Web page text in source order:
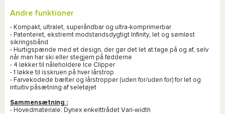
Andre funktioner
- Kompakt, ultralet, superåndbar og ultra-komprimerbar
- Patenteret, ekstremt modstandsdygtigt Infinity, let og sømløst
sikringsbånd
- Hurtigspænde med et design, der gør det let at tage på og af, selv
når man har ski eller stegjern på fødderne
- 4 løkker til nåleholdere Ice Clipper
- 1 løkke til isskruen på hver lårstrop
- Farvekodede bælter og lårstropper (uden for/uden for) for let og
intuitiv påsætning af seletøjet
Sammensætning :
- Hovedmateriale: Dynex enkelttrådet Vari-width